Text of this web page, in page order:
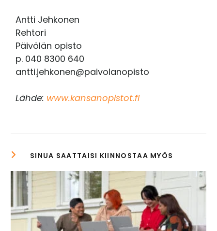
Antti Jehkonen
Rehtori
Päivölän opisto
p. 040 8300 640
antti.jehkonen@paivolanopisto
Lähde: www.kansanopistot.fi